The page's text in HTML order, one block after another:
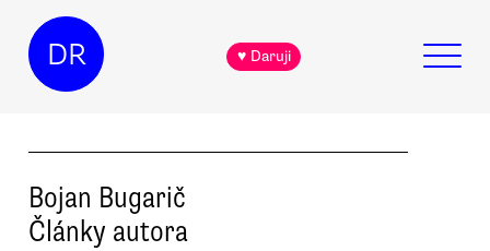
DR ♥ Daruji
Bojan Bugarič
Články autora